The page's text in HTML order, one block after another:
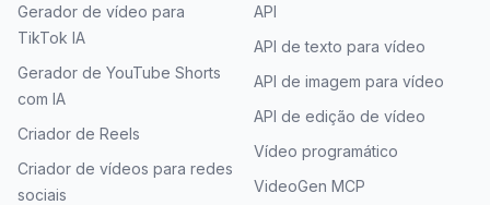
Gerador de vídeo para
TikTok IA
Gerador de YouTube Shorts
com IA
Criador de Reels
Criador de vídeos para redes
sociais
API
API de texto para vídeo
API de imagem para vídeo
API de edição de vídeo
Vídeo programático
VideoGen MCP